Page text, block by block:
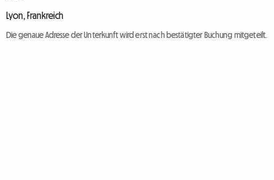
Lyon, Frankreich
Die genaue Adresse der Unterkunft wird erst nach bestätigter Buchung mitgeteilt.